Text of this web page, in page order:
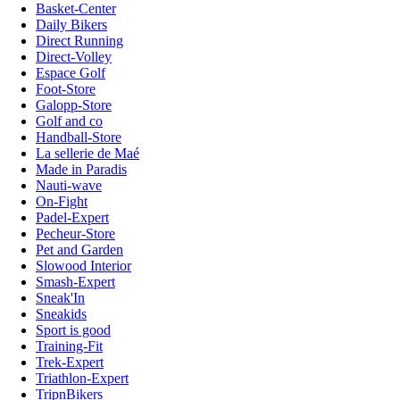
Basket-Center
Daily Bikers
Direct Running
Direct-Volley
Espace Golf
Foot-Store
Galopp-Store
Golf and co
Handball-Store
La sellerie de Maé
Made in Paradis
Nauti-wave
On-Fight
Padel-Expert
Pecheur-Store
Pet and Garden
Slowood Interior
Smash-Expert
Sneak'In
Sneakids
Sport is good
Training-Fit
Trek-Expert
Triathlon-Expert
TripnBikers